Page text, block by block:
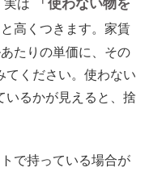
実は
「使わない物を
高くつきます。家賃
たりの単価に、その
てください。使わない
いるかが見えると、捨
で持っている場合が